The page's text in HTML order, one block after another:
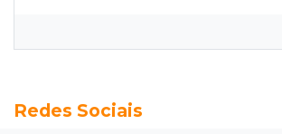
Praticar esportes juntos fortalece a
Redes Sociais